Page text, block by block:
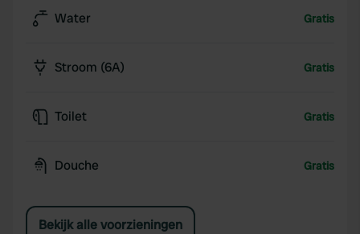
Water Gratis
Stroom (6A) Gratis
Toilet Gratis
Douche Gratis
Bekijk alle voorzieningen